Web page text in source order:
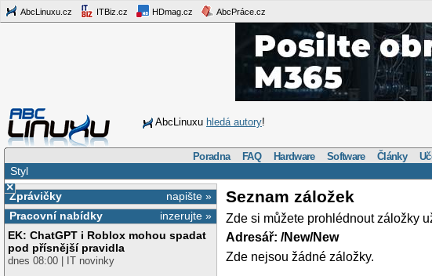
AbcLinuxu.cz ITBiz.cz HDmag.cz AbcPráce.cz
AbcLinuxu hledá autory!
Poradna FAQ Hardware Software Články
Styl
×
napište »
Zprávičky
inzerujte »
Pracovní nabídky
EK: ChatGPT i Roblox mohou spadat
pod přísnější pravidla
dnes 08:00 | IT novinky
Seznam záložek
Zde si můžete prohlédnout záložky
Adresář: /New/New
Zde nejsou žádné záložky.